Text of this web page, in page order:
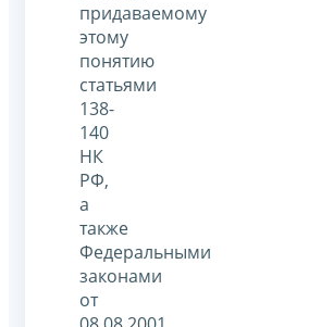
придаваемому
этому
понятию
статьями
138-
140
НК
РФ,
а
также
Федеральными
законами
от